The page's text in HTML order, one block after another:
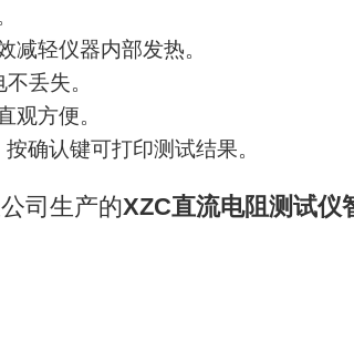
减轻仪器内部发热。
丢失。
观方便。
确认键可打印测试结果。
司生产的XZC直流电阻测试仪